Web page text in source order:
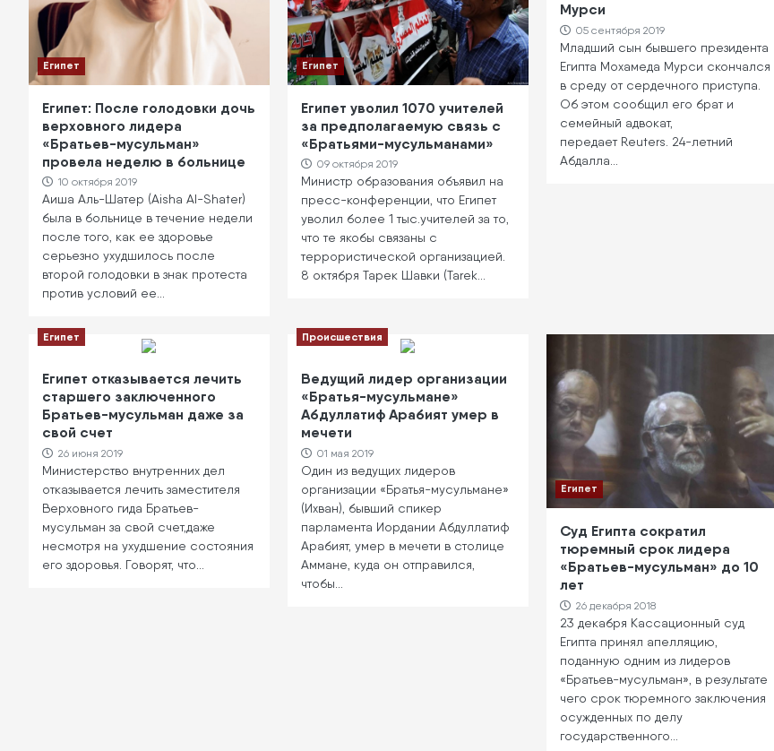
Египет
Египет: После голодовки дочь
верховного лидера
«Братьев-мусульман»
провела неделю в больнице
10 октября 2019
Аиша Аль-Шатер (Aisha Al-Shater)
была в больнице в течение недели
после того, как ее здоровье
серьезно ухудшилось после
второй голодовки в знак протеста
против условий ее…
Египет
Египет уволил 1070 учителей
за предполагаемую связь с
«Братьями-мусульманами»
09 октября 2019
Министр образования объявил на
пресс-конференции, что Египет
уволил более 1 тыс.учителей за то,
что те якобы связаны с
террористической организацией.
8 октября Тарек Шавки (Tarek…
Мурси
05 сентября 2019
Младший сын бывшего президента
Египта Мохамеда Мурси скончался
в среду от сердечного приступа.
Об этом сообщил его брат и
семейный адвокат,
передает Reuters. 24-летний
Абдалла…
Египет
Египет отказывается лечить
старшего заключенного
Братьев-мусульман даже за
свой счет
26 июня 2019
Министерство внутренних дел
отказывается лечить заместителя
Верховного гида Братьев-
мусульман за свой счет,даже
несмотря на ухудшение состояния
его здоровья. Говорят, что…
Происшествия
Ведущий лидер организации
«Братья-мусульмане»
Абдуллатиф Арабият умер в
мечети
01 мая 2019
Один из ведущих лидеров
организации «Братья-мусульмане»
(Ихван), бывший спикер
парламента Иордании Абдуллатиф
Арабият, умер в мечети в столице
Аммане, куда он отправился,
чтобы…
Египет
Суд Египта сократил
тюремный срок лидера
«Братьев-мусульман» до 10
лет
26 декабря 2018
23 декабря Кассационный суд
Египта принял апелляцию,
поданную одним из лидеров
«Братьев-мусульман», в результате
чего срок тюремного заключения
осужденных по делу
государственного…